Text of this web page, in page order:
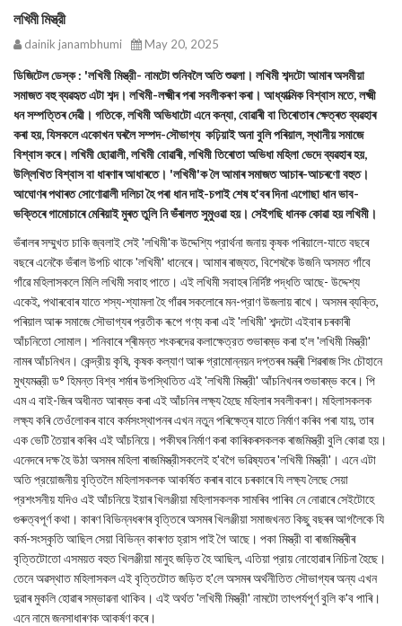
লখিমী মিস্ত্রী
dainik janambhumi May 20, 2025
ডিজিটেল ডেস্ক : 'লখিমী মিস্ত্রী- নামটো শুনিবলৈ অতি শুৱলা। লখিমী শব্দটো আমাৰ অসমীয়া
সমাজত বহু ব্যৱহৃত এটা শব্দ। লখিমী-লক্ষ্মীৰ পৰা সবলীকৰণ কৰা। আধ্যাত্মিক বিশ্বাস মতে, লক্ষ্মী
ধন সম্পত্তিৰ দেৱী। গতিকে, লখিমী অভিধাটো এনে কন্যা, বোৱাৰী বা তিৰোতাৰ ক্ষেত্ৰত ব্যৱহাৰ
কৰা হয়, যিসকলে একোখন ঘৰলৈ সম্পদ-সৌভাগ্য কঢ়িয়াই অনা বুলি পৰিয়াল, স্থানীয় সমাজে
বিশ্বাস কৰে। লখিমী ছোৱালী, লখিমী বোৱাৰী, লখিমী তিৰোতা অভিধা মহিলা ভেদে ব্যৱহাৰ হয়,
উল্লিখিত বিশ্বাস বা ধাৰণাৰ আধাৰতে। 'লখিমী'ক লৈ আমাৰ সমাজত আচাৰ-আচৰণো বহুত।
আঘোণৰ পথাৰত সোণোৱালী দলিচা হৈ পৰা ধান দাই-চপাই শেষ হ'বৰ দিনা এগোছা ধান ভাব-
ভক্তিৰে গামোচাৰে মেৰিয়াই মুৰত তুলি নি ভঁৰালত সুমুওৱা হয়। সেইগছি ধানক কোৱা হয় লখিমী।
ভঁৰালৰ সম্মুখত চাকি জ্বলাই সেই 'লখিমী'ক উদ্দেশ্যি প্রার্থনা জনায় কৃষক পৰিয়ালে-যাতে বছৰে
বছৰে এনেকৈ ভঁৰাল উপচি থাকে 'লখিমী' ধানেৰে। আমাৰ ৰাজ্যত, বিশেষকৈ উজনি অসমত গাঁবে
গাঁৱে মহিলাসকলে মিলি লখিমী সবাহ পাতে। এই লখিমী সবাহৰ নির্দিষ্ট পদ্ধতি আছে- উদ্দেশ্য
একেই, পথাৰবোৰ যাতে শস্য-শ্যামলা হৈ গাঁৱৰ সকলোৰে মন-প্রাণ উজলায় ৰাখে। অসমৰ ব্যক্তি,
পৰিয়াল আৰু সমাজে সৌভাগ্যৰ প্রতীক ৰূপে গণ্য কৰা এই 'লখিমী' শব্দটো এইবাৰ চৰকাৰী
আঁচনিতো সোমাল। শনিবাৰে শ্ৰীমন্ত শংকৰদেৱ কলাক্ষেত্রত শুভাৰম্ভ কৰা হ'ল 'লখিমী মিস্ত্রী'
নামৰ আঁচনিখন। কেন্দ্রীয় কৃষি, কৃষক কল্যাণ আৰু গ্রামোন্নয়ন দপ্তৰৰ মন্ত্ৰী শিৱৰাজ সিং চৌহানে
মুখ্যমন্ত্রী ড° হিমন্ত বিশ্ব শৰ্মাৰ উপস্থিতিত এই 'লখিমী মিস্ত্রী' আঁচনিখনৰ শুভাৰম্ভ কৰে। পি
এম এ বাই-জিৰ অধীনত আৰম্ভ কৰা এই আঁচনিৰ লক্ষ্য হৈছে মহিলাৰ সবলীকৰণ। মহিলাসকলক
লক্ষ্য কৰি তেওঁলোকৰ বাবে কৰ্মসংস্থাপনৰ এখন নতুন পৰিক্ষেত্ৰ যাতে নিৰ্মাণ কৰিব পৰা যায়, তাৰ
এক ভেটি তৈয়াৰ কৰিব এই আঁচনিয়ে। পকীঘৰ নিৰ্মাণ কৰা কাৰিকৰসকলক ৰাজমিস্ত্রী বুলি কোৱা হয়।
এনেদৰে দক্ষ হৈ উঠা অসমৰ মহিলা ৰাজমিস্ত্রীসকলেই হ'বগৈ ভৱিষ্যতৰ 'লখিমী মিস্ত্রী'। এনে এটা
অতি প্রয়োজনীয় বৃত্তিলৈ মহিলাসকলক আকৰ্ষিত কৰাৰ বাবে চৰকাৰে যি লক্ষ্য লৈছে সেয়া
প্রশংসনীয় যদিও এই আঁচনিয়ে ইয়াৰ খিলঞ্জীয়া মহিলাসকলক সামৰিব পাৰিব নে নোৱাৰে সেইটোহে
গুৰুত্বপূৰ্ণ কথা। কাৰণ বিভিন্নধৰণৰ বৃত্তিৰে অসমৰ খিলঞ্জীয়া সমাজখনত কিছু বছৰৰ আগলৈকে যি
কর্ম-সংস্কৃতি আছিল সেয়া বিভিন্ন কাৰণত হ্রাস পাই গৈ আছে। পকা মিস্ত্রী বা ৰাজমিস্ত্ৰীৰ
বৃত্তিটোতো এসময়ত বহুত খিলঞ্জীয়া মানুহ জড়িত হৈ আছিল, এতিয়া প্রায় নোহোৱাৰ নিচিনা হৈছে।
তেনে অৱস্থাত মহিলাসকল এই বৃত্তিটোত জড়িত হ'লে অসমৰ অৰ্থনীতিত সৌভাগ্যৰ অন্য এখন
দুৱাৰ মুকলি হোৱাৰ সম্ভাৱনা থাকিব। এই অর্থত 'লখিমী মিস্ত্রী' নামটো তাৎপৰ্যপূৰ্ণ বুলি ক'ব পাৰি।
এনে নামে জনসাধাৰণক আকৰ্ষণ কৰে।